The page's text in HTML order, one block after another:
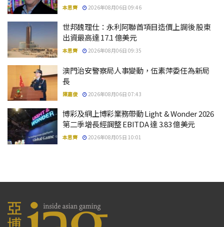
本思齊 2026年08月06日 09:46
世邦魏理仕：永利阿聯酋項目造價上調後 股東
出資最高達 17.1 億美元
本思齊 2026年08月06日 09:35
澳門治安警察局人事變動，伍素萍委任為新局
長
陳嘉俊 2026年08月06日 07:43
博彩及網上博彩業務帶動 Light & Wonder 2026
第二季增長經調整 EBITDA 達 3.83 億美元
本思齊 2026年08月05日 10:01